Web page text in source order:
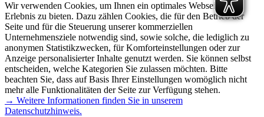
Wir verwenden Cookies, um Ihnen ein optimales Webseiten-
Erlebnis zu bieten. Dazu zählen Cookies, die für den Betrieb der
Seite und für die Steuerung unserer kommerziellen
Unternehmensziele notwendig sind, sowie solche, die lediglich zu
anonymen Statistikzwecken, für Komforteinstellungen oder zur
Anzeige personalisierter Inhalte genutzt werden. Sie können selbst
entscheiden, welche Kategorien Sie zulassen möchten. Bitte
beachten Sie, dass auf Basis Ihrer Einstellungen womöglich nicht
mehr alle Funktionalitäten der Seite zur Verfügung stehen.
→ Weitere Informationen finden Sie in unserem
Datenschutzhinweis.